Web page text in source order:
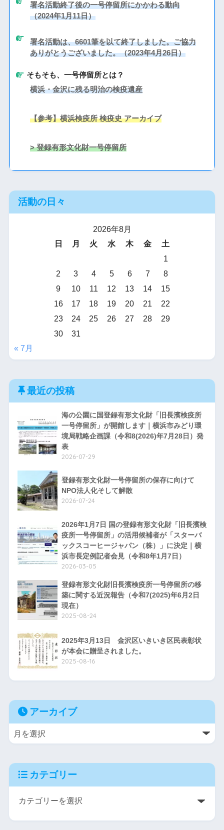
署名活動終了後の一号停留所にかかわる動向
（2024年1月11日）
署名活動は、6601筆を以て終了しました。ご協力
ありがとうございました。（2023年4月26日）
そもそも、一号停留所とは？
横浜・金沢に残る明治の検疫遺産
【参考】横浜検疫所 検疫史 アーカイブ
> 登録有形文化財一号停留所
活動の日々
2026年8月
日
月 火 水 木 金
土
1
2
3 4 5 6 7
8
9
10 11 12 13 14
15
16
17 18 19 20 21
22
23
24 25 26 27 28
29
30
31
« 7月
最近の投稿
海の公園に国登録有形文化財「旧長濱検疫所
一号停留所」が開館します｜横浜市みどり環
境局戦略企画課（令和8(2026)年7月28日）発
表
2026-07-29
登録有形文化財一号停留所の保存に向けて
NPO法人化そして解散
2026-07-24
2026年1月7日 国の登録有形文化財「旧長濱検
疫所一号停留所」の活用候補者が「スターバ
ックスコーヒージャパン（株）」に決定｜横
浜市長定例記者会見（令和8年1月7日）
2026-03-05
登録有形文化財旧長濱検疫所一号停留所の移
築に関する近況報告（令和7(2025)年6月2日
現在）
2025-08-24
2025年3月13日 金沢区いきいき区民表彰状
が本会に贈呈されました。
2025-08-16
アーカイブ
カテゴリー